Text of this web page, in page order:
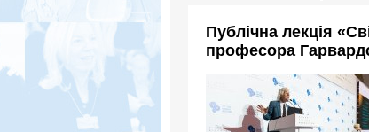
Публічна лекція
професора